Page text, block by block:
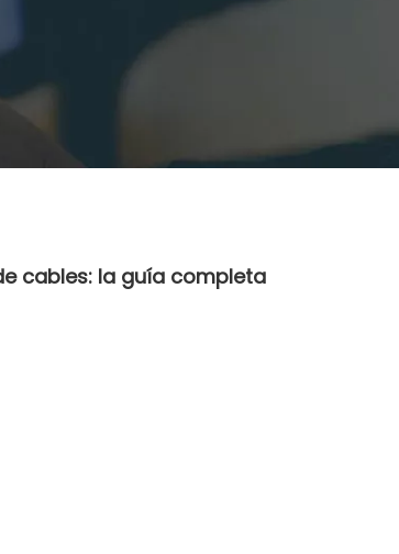
cables: la guía completa